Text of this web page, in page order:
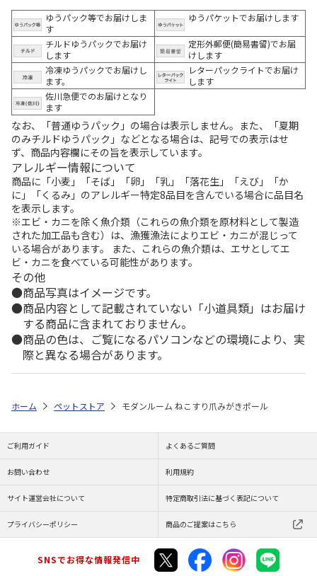
ゆうパック等でお届けしま
す
ゆうパケットでお届けします
チルドゆうパックでお届け
します
定形外郵便(簡易書留)でお届
けします
冷凍ゆうパックでお届けし
ます。
レターパックライトでお届け
します
佐川急便でのお届けとなり
ます
なお、「普通ゆうパック」の場合は表示しません。また、「夏期
のみチルドゆうパック」などとなる場合は、記号での表示はせ
ず、商品内容欄にその旨を表示しています。
アレルギー情報について
商品に「小麦」「そば」「卵」「乳」「落花生」「えび」「か
に」「くるみ」のアレルギー特定8品目を含んでいる場合に品目名
を表示します。
※エビ・カニを除く魚介類（これらの魚介類を原材料として製造
された加工品も含む）は、漁獲漁法によりエビ・カニが混じって
いる場合があります。 また、これらの魚介類は、エサとしてエ
ビ・カニを食べている可能性があります。
その他
商品写真はイメージです。
商品内容として記載されていない「小道具類」はお届け
する商品に含まれておりません。
商品の色は、ご覧になるパソコンなどの環境により、実
際と異なる場合があります。
ホーム ペットストア モダンルーム ねこすり爪みがきポール
ご利用ガイド よくあるご質問
お問い合わせ 利用規約
サイト運営会社について 特定商取引法に基づく表記について
プライバシーポリシー 商品のご提案はこちら
SNSでお得な情報発信中